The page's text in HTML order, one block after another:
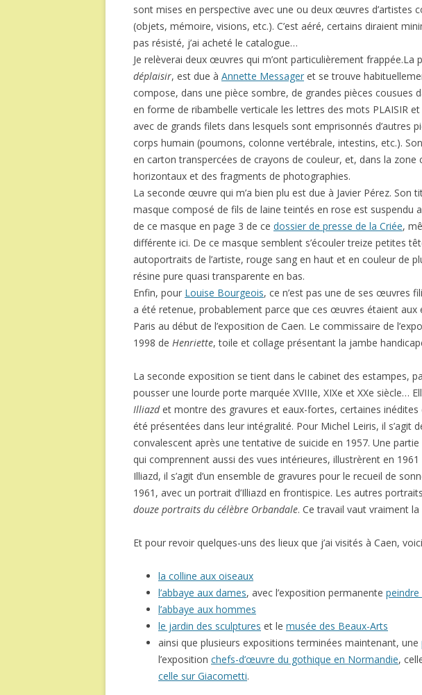
sont mises en perspective avec une ou deux œuvres d’artistes
(objets, mémoire, visions, etc.). C’est aéré, certains diraient
pas résisté, j’ai acheté le catalogue…
Je relèverai deux œuvres qui m’ont particulièrement frappée.La
déplaisir, est due à Annette Messager et se trouve
compose, dans une pièce sombre, de grandes pièces cousues
en forme de ribambelle verticale les lettres des mots PLAISIR et
avec de grands filets dans lesquels sont emprisonnés d’autres
corps humain (poumons, colonne vertébrale, intestins, etc.).
en carton transpercées de crayons de couleur, et, dans la zone
horizontaux et des fragments de photographies.
La seconde œuvre qui m’a bien plu est due à Javier Pérez. Son
masque composé de fils de laine teintés en rose est suspendu
de ce masque en page 3 de ce dossier de presse de la Criée,
différente ici. De ce masque semblent s’écouler treize petites
autoportraits de l’artiste, rouge sang en haut et en couleur de
résine pure quasi transparente en bas.
Enfin, pour Louise Bourgeois, ce n’est pas une de ses œuvres
a été retenue, probablement parce que ces œuvres étaient aux
Paris au début de l’exposition de Caen. Le commissaire de
1998 de Henriette, toile et collage présentant la jambe
La seconde exposition se tient dans le cabinet des estampes,
pousser une lourde porte marquée XVIIIe, XIXe et XXe siècle…
Illiazdet montre des gravures et eaux-fortes, certaines inédites
été présentées dans leur intégralité. Pour Michel Leiris, il s’agit
convalescent après une tentative de suicide en 1957. Une
qui comprennent aussi des vues intérieures, illustrèrent en 1961
Illiazd, il s’agit d’un ensemble de gravures pour le recueil de
1961, avec un portrait d’Illiazd en frontispice. Les autres
douze portraits du célèbre Orbandale. Ce travail vaut vraiment la
Et pour revoir quelques-uns des lieux que j’ai visités à Caen,
la colline aux oiseaux
l’abbaye aux dames, avec l’exposition permanente
l’abbaye aux hommes
le jardin des sculptures et le musée des Beaux-Arts
ainsi que plusieurs expositions terminées maintenant, une
l’exposition chefs-d’œuvre du gothique en Normandie,
celle sur Giacometti.